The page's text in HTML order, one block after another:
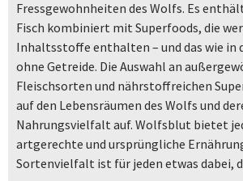
Fressgewohnheiten des Wolfs. Es
Fisch kombiniert mit Superfoods, die
Inhaltsstoffe enthalten – und das wie in
ohne Getreide. Die Auswahl an
Fleischsorten und nährstoffreichen
auf den Lebensräumen des Wolfs und
Nahrungsvielfalt auf. Wolfsblut bietet
artgerechte und ursprüngliche
Sortenvielfalt ist für jeden etwas dabei,